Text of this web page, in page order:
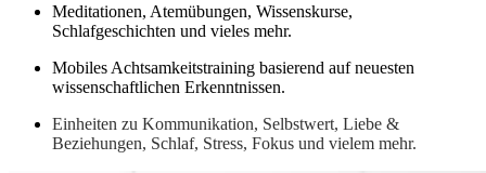
Meditationen, Atemübungen, Wissenskurse,
Schlafgeschichten und vieles mehr.
Mobiles Achtsamkeitstraining basierend auf neuesten
wissenschaftlichen Erkenntnissen.
Einheiten zu Kommunikation, Selbstwert, Liebe &
Beziehungen, Schlaf, Stress, Fokus und vielem mehr.